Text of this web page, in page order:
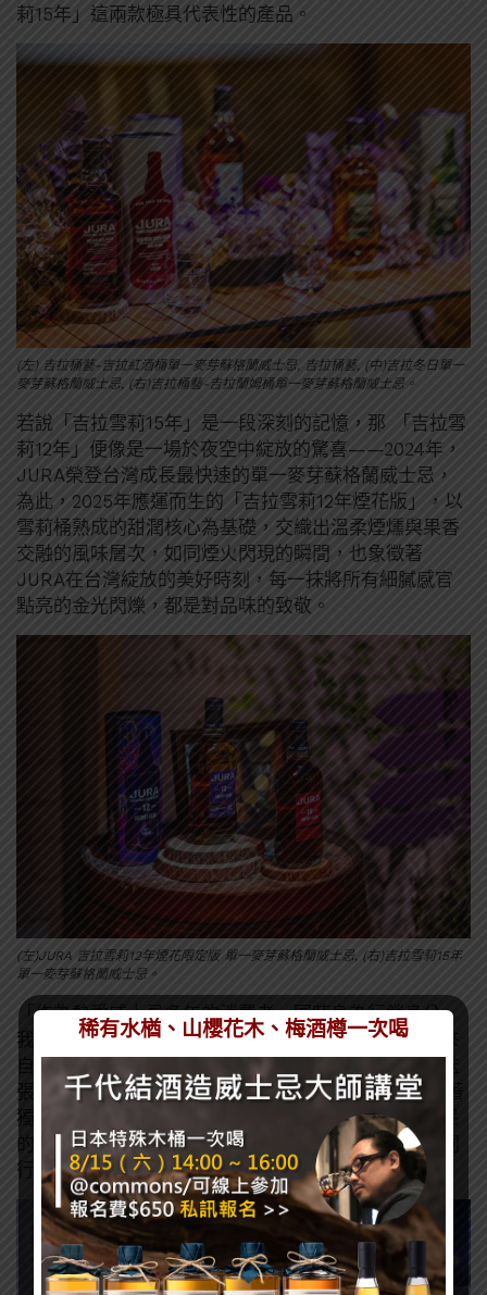
莉15年」這兩款極具代表性的產品。
(左) 吉拉桶藝-吉拉紅酒桶單一麥芽蘇格蘭威士忌, 吉拉桶藝, (中)吉拉冬日單一
麥芽蘇格蘭威士忌, (右)吉拉桶藝-吉拉蘭姆桶單一麥芽蘇格蘭威士忌。
若說「吉拉雪莉15年」是一段深刻的記憶，那 「吉拉雪
莉12年」便像是一場於夜空中綻放的驚喜——2024年，
JURA榮登台灣成長最快速的單一麥芽蘇格蘭威士忌，
為此，2025年應運而生的「吉拉雪莉12年煙花版」，以
雪莉桶熟成的甜潤核心為基礎，交織出溫柔煙燻與果香
交融的風味層次，如同煙火閃現的瞬間，也象徵著
JURA在台灣綻放的美好時刻，每一抹將所有細膩感官
點亮的金光閃爍，都是對品味的致敬。
(左)JURA 吉拉雪莉12年煙花限定版 單一麥芽蘇格蘭威士忌, (右)吉拉雪莉15年
單一麥芽蘇格蘭威士忌。
「作為熱愛威士忌多年的消費者，同時身為行銷身分，
我最大的初心，就是讓更多台灣朋友認識、喜愛這位來
自遠方卻貼近人心的吉拉好朋友。」尚格酒業行銷總監
張介怡 Gity表示，在這片島嶼上釀造出的威士忌，有著
獨一無二的個性與風味，每一滴酒液都記錄著島上居民
的日常，希望藉由這一次吉拉星品酩會，我們與吉拉同
行，也與自己對話。
稀有水楢、山櫻花木、梅酒樽一次喝